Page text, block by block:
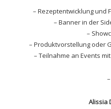
– Rezeptentwicklung und
– Banner in der
–
– Produktvorstellung oder
– Teilnahme an Events
–
Alissia